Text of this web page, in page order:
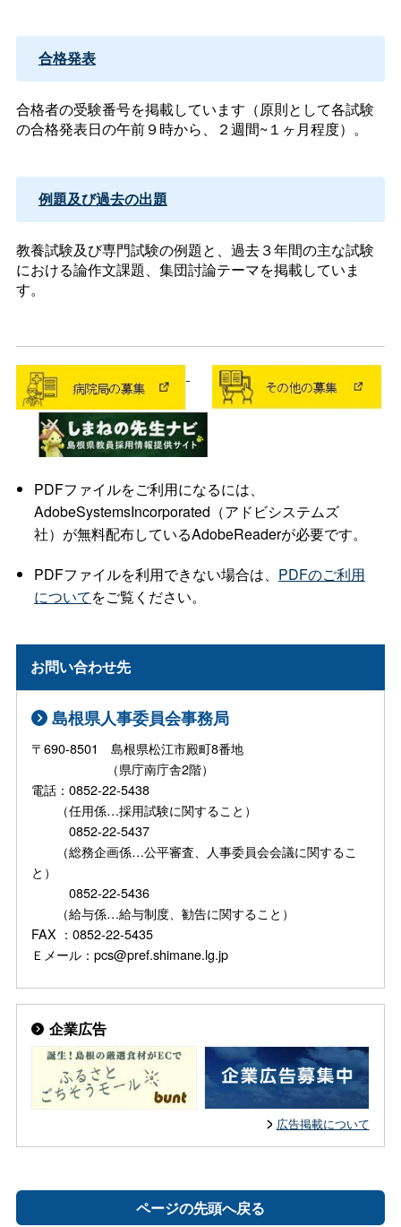
合格発表
合格者の受験番号を掲載しています（原則として各試験
の合格発表日の午前９時から、２週間~１ヶ月程度）。
例題及び過去の出題
教養試験及び専門試験の例題と、過去３年間の主な試験
における論作文課題、集団討論テーマを掲載していま
す。
PDFファイルをご利用になるには、
AdobeSystemsIncorporated（アドビシステムズ
社）が無料配布しているAdobeReaderが必要です。
PDFファイルを利用できない場合は、 PDFのご利用
についてをご覧ください。
お問い合わせ先
島根県人事委員会事務局
〒690-8501 島根県松江市殿町8番地
（県庁南庁舎2階）
電話：0852-22-5438
（任用係…採用試験に関すること）
0852-22-5437
（総務企画係…公平審査、人事委員会会議に関するこ
と）
0852-22-5436
（給与係…給与制度、勧告に関すること）
FAX ：0852-22-5435
Ｅメール：pcs@pref.shimane.lg.jp
企業広告
広告掲載について
ページの先頭へ戻る